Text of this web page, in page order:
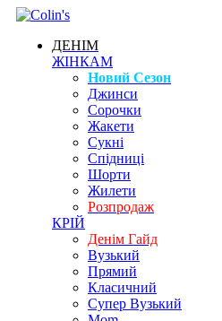
ДЕНІМ
ЖІНКАМ
Новий Сезон
Джинси
Сорочки
Жакети
Сукні
Спідниці
Шорти
Жилети
Розпродаж
КРІЙ
Денім Гайд
Вузький
Прямий
Класичний
Супер Вузький